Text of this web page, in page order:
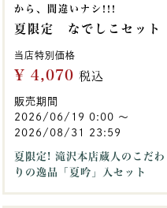
から、間違いナシ!!!
夏限定 なでしこセット
当店特別価格
¥ 4,070 税込
販売期間
2026/06/19 0:00 〜
2026/08/31 23:59
夏限定! 滝沢本店蔵人のこだわ
りの逸品「夏吟」入セット